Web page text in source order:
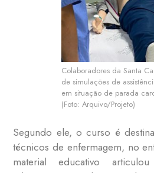
Colaboradores da Santa
de simulações de
em situação de parada
(Foto: Arquivo/Projeto)
Segundo ele, o curso é
técnicos de enfermagem, no
material educativo